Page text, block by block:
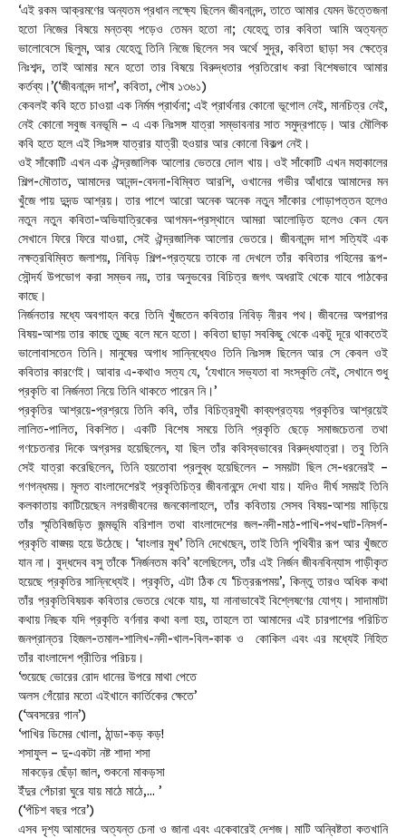
‘এই রকম আক্রমণের অন্যতম প্রধান লক্ষ্যে ছিলেন জীবনানন্দ, তাতে আমার যেমন উত্তেজনা
হতো নিজের বিষয়ে মন্তব্য পড়েও তেমন হতো না; যেহেতু তার কবিতা আমি অত্যন্ত
ভালোবেসে ছিলুম, আর যেহেতু তিনি নিজে ছিলেন সব অর্থে সুদূর, কবিতা ছাড়া সব ক্ষেত্রে
নিঃশব্দ, তাই আমার মনে হতো তার বিষয়ে বিরুদ্ধতার প্রতিরোধ করা বিশেষভাবে আমার
কর্তব্য।’(‘জীবনানন্দ দাশ’, কবিতা, পৌষ ১৩৬১)
কেবলই কবি হতে চাওয়া এক নির্মম প্রার্থনা; এই প্রার্থনার কোনো ভূগোল নেই, মানচিত্র নেই,
নেই কোনো সবুজ বনভূমি – এ এক নিঃসঙ্গ যাত্রা সম্ভাবনার সাত সমুদ্রপাড়ে। আর মৌলিক
কবি হতে হলে এই সিঃসঙ্গ যাত্রার যাত্রী হওয়ার আর কোনো বিকল্প নেই।
ওই সাঁকোটি এখন এক ঐন্দ্রজালিক আলোর ভেতরে দোল খায়। ওই সাঁকোটি এখন মহাকালের
শিল্প-মৌতাত, আমাদের আনন্দ-বেদনা-বিম্বিত আরশি, ওখানের গভীর আঁধারে আমাদের মন
খুঁজে পায় দুদন্ড আশ্রয়। তার পাশে আরো অনেক অনেক নতুন সাঁকোর গোড়াপত্তন হলেও
নতুন নতুন কবিতা-অভিযাত্রিকের আগমন-প্রস্থানে আমরা আলোড়িত হলেও কেন যেন
সেখানে ফিরে ফিরে যাওয়া, সেই ঐন্দ্রজালিক আলোর ভেতরে। জীবনানন্দ দাশ সত্যিই এক
নক্ষত্রবিম্বিত জলাশয়, নিবিড় শিল্প-প্রত্যয়ে তাকে না দেখলে তাঁর কবিতার গহিনের রূপ-
সৌন্দর্য উপভোগ করা সম্ভব নয়, তার অনুভবের বিচিত্র জগৎ অধরাই থেকে যাবে পাঠকের
কাছে।
নির্জনতার মধ্যে অবগাহন করে তিনি খুঁজতেন কবিতার নিবিড় নীরব পথ। জীবনের অপরাপর
বিষয়-আশয় তার কাছে তুচ্ছ বলে মনে হতো। কবিতা ছাড়া সবকিছু থেকে একটু দূরে থাকতেই
ভালোবাসতেন তিনি। মানুষের অগাধ সান্নিধ্যেও তিনি নিঃসঙ্গ ছিলেন আর সে কেবল ওই
কবিতার কারণেই। আবার এ-কথাও সত্য যে, ‘যেখানে সভ্যতা বা সংস্কৃতি নেই, সেখানে শুধু
প্রকৃতি বা নির্জনতা নিয়ে তিনি থাকতে পারেন নি।’
প্রকৃতির আশ্রয়ে-প্রশ্রয়ে তিনি কবি, তাঁর বিচিত্রমুখী কাব্যপ্রত্যয় প্রকৃতির আশ্রয়েই
লালিত-পালিত, বিকশিত। একটি বিশেষ সময়ে তিনি প্রকৃতি ছেড়ে সমাজচেতনা তথা
গণচেতনার দিকে অগ্রসর হয়েছিলেন, যা ছিল তাঁর কবিস্বভাবের বিরুদ্ধযাত্রা। তবু তিনি
সেই যাত্রা করেছিলেন, তিনি হয়তোবা প্রলুব্ধ হয়েছিলেন – সময়টা ছিল সে-ধরনেরই –
গণগন্ধময়। মূলত বাংলাদেশেরই প্রকৃতিচিত্র জীবনানন্দে দেখা যায়। যদিও দীর্ঘ সময়ই তিনি
কলকাতায় কাটিয়েছেন নগরজীবনের জনকোলাহলে, তাঁর কবিতায় সেসব বিষয়-আশয় মাড়িয়ে
তাঁর স্মৃতিবিজড়িত জন্মভূমি বরিশাল তথা বাংলাদেশের জল-নদী-মাঠ-পাখি-পথ-ঘাট-নিসর্গ-
প্রকৃতি বাঙ্ময় হয়ে উঠেছে। ‘বাংলার মুখ’ তিনি দেখেছেন, তাই তিনি পৃথিবীর রূপ আর খুঁজতে
যান না। বুদ্ধদেব বসু তাঁকে ‘নির্জনতম কবি’ বলেছিলেন, তাঁর এই নির্জন জীবনবিন্যাস গাড়ীকৃত
হয়েছে প্রকৃতির সান্নিধ্যেই। প্রকৃতি, এটা ঠিক যে ‘চিত্ররূপময়’, কিন্তু তারও অধিক কথা
তাঁর প্রকৃতিবিষয়ক কবিতার ভেতরে থেকে যায়, যা নানাভাবেই বিশ্লেষণের যোগ্য। সাদামাটা
কথায় নিছক যদি প্রকৃতি বর্ণনার কথা বলা হয়, তাহলে তা আমাদের এই চারপাশের পরিচিত
জনপ্রান্তর হিজল-তমাল-শালিখ-নদী-খাল-বিল-কাক ও কোকিল এবং এর মধ্যেই নিহিত
তাঁর বাংলাদেশ প্রীতির পরিচয়।
‘শুয়েছে ভোরের রোদ ধানের উপরে মাথা পেতে
অলস গেঁয়োর মতো এইখানে কার্তিকের ক্ষেতে’
(‘অবসরের গান’)
‘পাখির ডিমের খোলা, ঠান্ডা-কড় কড়!
শসাফুল – দু-একটা নষ্ট শাদা শসা
মাকড়ের ছেঁড়া জাল, শুকনো মাকড়সা
ইঁদুর পেঁচারা ঘুরে যায় মাঠে মাঠে,… ’
(‘পঁচিশ বছর পরে’)
এসব দৃশ্য আমাদের অত্যন্ত চেনা ও জানা এবং একেবারেই দেশজ। মাটি অন্বিষ্টতা কতখানি